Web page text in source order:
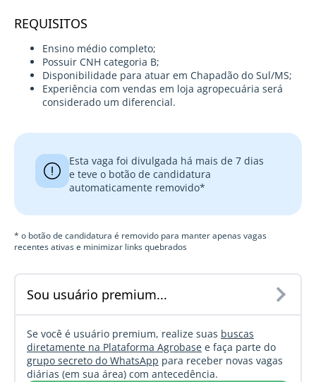
REQUISITOS
Ensino médio completo;
Possuir CNH categoria B;
Disponibilidade para atuar em Chapadão do Sul/MS;
Experiência com vendas em loja agropecuária será
considerado um diferencial.
Esta vaga foi divulgada há mais de 7 dias
e teve o botão de candidatura
automaticamente removido*
* o botão de candidatura é removido para manter apenas vagas
recentes ativas e minimizar links quebrados
Sou usuário premium...
Se você é usuário premium, realize suas buscas
diretamente na Plataforma Agrobase e faça parte do
grupo secreto do WhatsApp para receber novas vagas
diárias (em sua área) com antecedência.